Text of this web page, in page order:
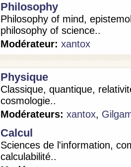
Philosophy
Philosophy of mind,
philosophy of science..
Modérateur: xantox
Physique
Classique, quantique,
cosmologie..
Modérateurs: xantox,
Calcul
Sciences de l'information,
calculabilité..